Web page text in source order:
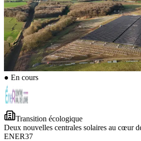
● En cours
Transition écologique
Deux nouvelles centrales solaires au cœur
ENER37